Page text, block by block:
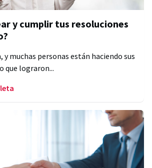
y cumplir tus resoluciones
y muchas personas están haciendo sus
que lograron...